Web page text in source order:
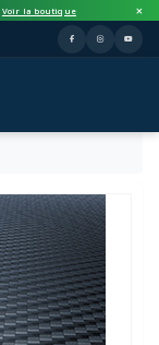
Voir la boutique